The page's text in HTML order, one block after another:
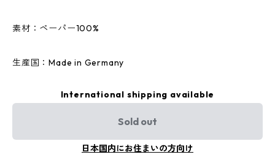
素材：ペーパー100%
生産国：Made in Germany
International shipping available
Sold out
日本国内にお住まいの方向け